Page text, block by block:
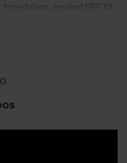
använd SPF30
Sunscreen för extra
och fördela den över
knappt märkbar
med hjälp av dina fingrar